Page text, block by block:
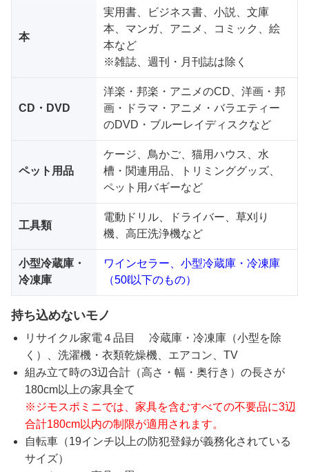
本
実用書、ビジネス書、小説、文庫
本、マンガ、アニメ、コミック、絵
本など
※雑誌、週刊・月刊誌は除く
CD・DVD
洋楽・邦楽・アニメのCD、洋画・邦
画・ドラマ・アニメ・バラエティー
のDVD・ブルーレイディスクなど
ペット用品
ケージ、鳥かご、猫用ハウス、水
槽・関連用品、トリミンググッズ、
ペット用バギーなど
工具類
電動ドリル、ドライバー、草刈り
機、高圧洗浄機など
小型冷蔵庫・
冷凍庫
ワインセラー、小型冷蔵庫・冷凍庫
（50ℓ以下のもの）
持ち込めないモノ
リサイクル家電４品目 冷蔵庫・冷凍庫（小型を除
く）、洗濯機・衣類乾燥機、エアコン、TV
組み立て時の3辺合計（高さ・幅・奥行き）の長さが
180cm以上の家具全て
※ジモスポミニでは、家具を含むすべての不要品に3辺
合計180cm以内の制限が適用されます。
自転車（19インチ以上の防犯登録が義務化されている
サイズ）